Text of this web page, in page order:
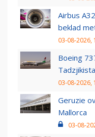
Airbus
beklad
03-08-2026,
Boeing
03-08-2026,
Geruzie
Mallorca
03-08-